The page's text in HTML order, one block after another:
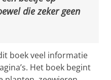
die zeker geen
boek veel informatie
Het boek begint